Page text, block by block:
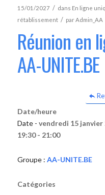
15/01/2027 / dans En ligne
rétablissement / parAdmin_AA
Réunion en
AA-UNITE.BE
Date/heure
Date - vendredi 15 janvier
19:30 - 21:00
Groupe : AA-UNITE.BE
Catégories